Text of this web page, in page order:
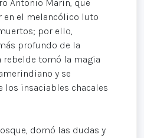
Antonio Marín, que
en el melancólico luto
por ello,
profundo de la
rebelde tomó la magia
y se
los insaciables chacales
domó las dudas y